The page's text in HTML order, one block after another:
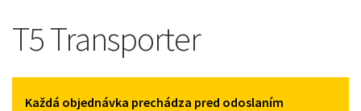
T5 Transporter
Každá objednávka prechádza pred odoslaním